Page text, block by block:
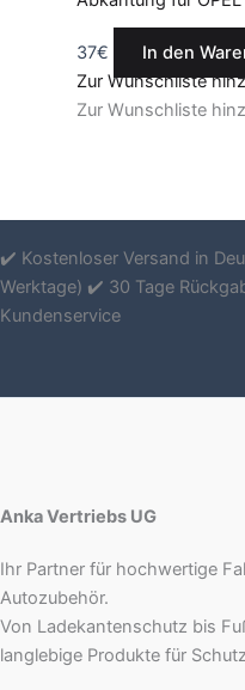
37€
In den
Zur Wunschliste
Zur Wunschliste
✔️ Kostenloser Versand in
Werktage) ✔️ 30 Tage
Kundenservice
Anka Vertriebs UG
Ihr Partner für hochwertige
Autozubehör.
Von Ladekantenschutz bis
langlebige Produkte für